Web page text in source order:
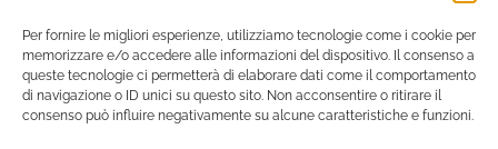
Per fornire le migliori esperienze, utilizziamo tecnologie come i cookie per
memorizzare e/o accedere alle informazioni del dispositivo. Il consenso a
queste tecnologie ci permetterà di elaborare dati come il comportamento
di navigazione o ID unici su questo sito. Non acconsentire o ritirare il
consenso può influire negativamente su alcune caratteristiche e funzioni.
Showroom